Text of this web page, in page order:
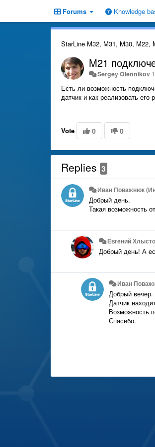
Forums Knowledge
StarLine M32, M31, M30, M22,
M21
Sergey Olennikov
Есть ли возможность
датчик и как реализовать его
Vote 0 0
Replies 3
Иван Поважнюк
Добрый день.
Такая возможность
Евгений
Добрый день! А
Иван
Добрый вечер.
Датчик
Возможность
Спасибо.